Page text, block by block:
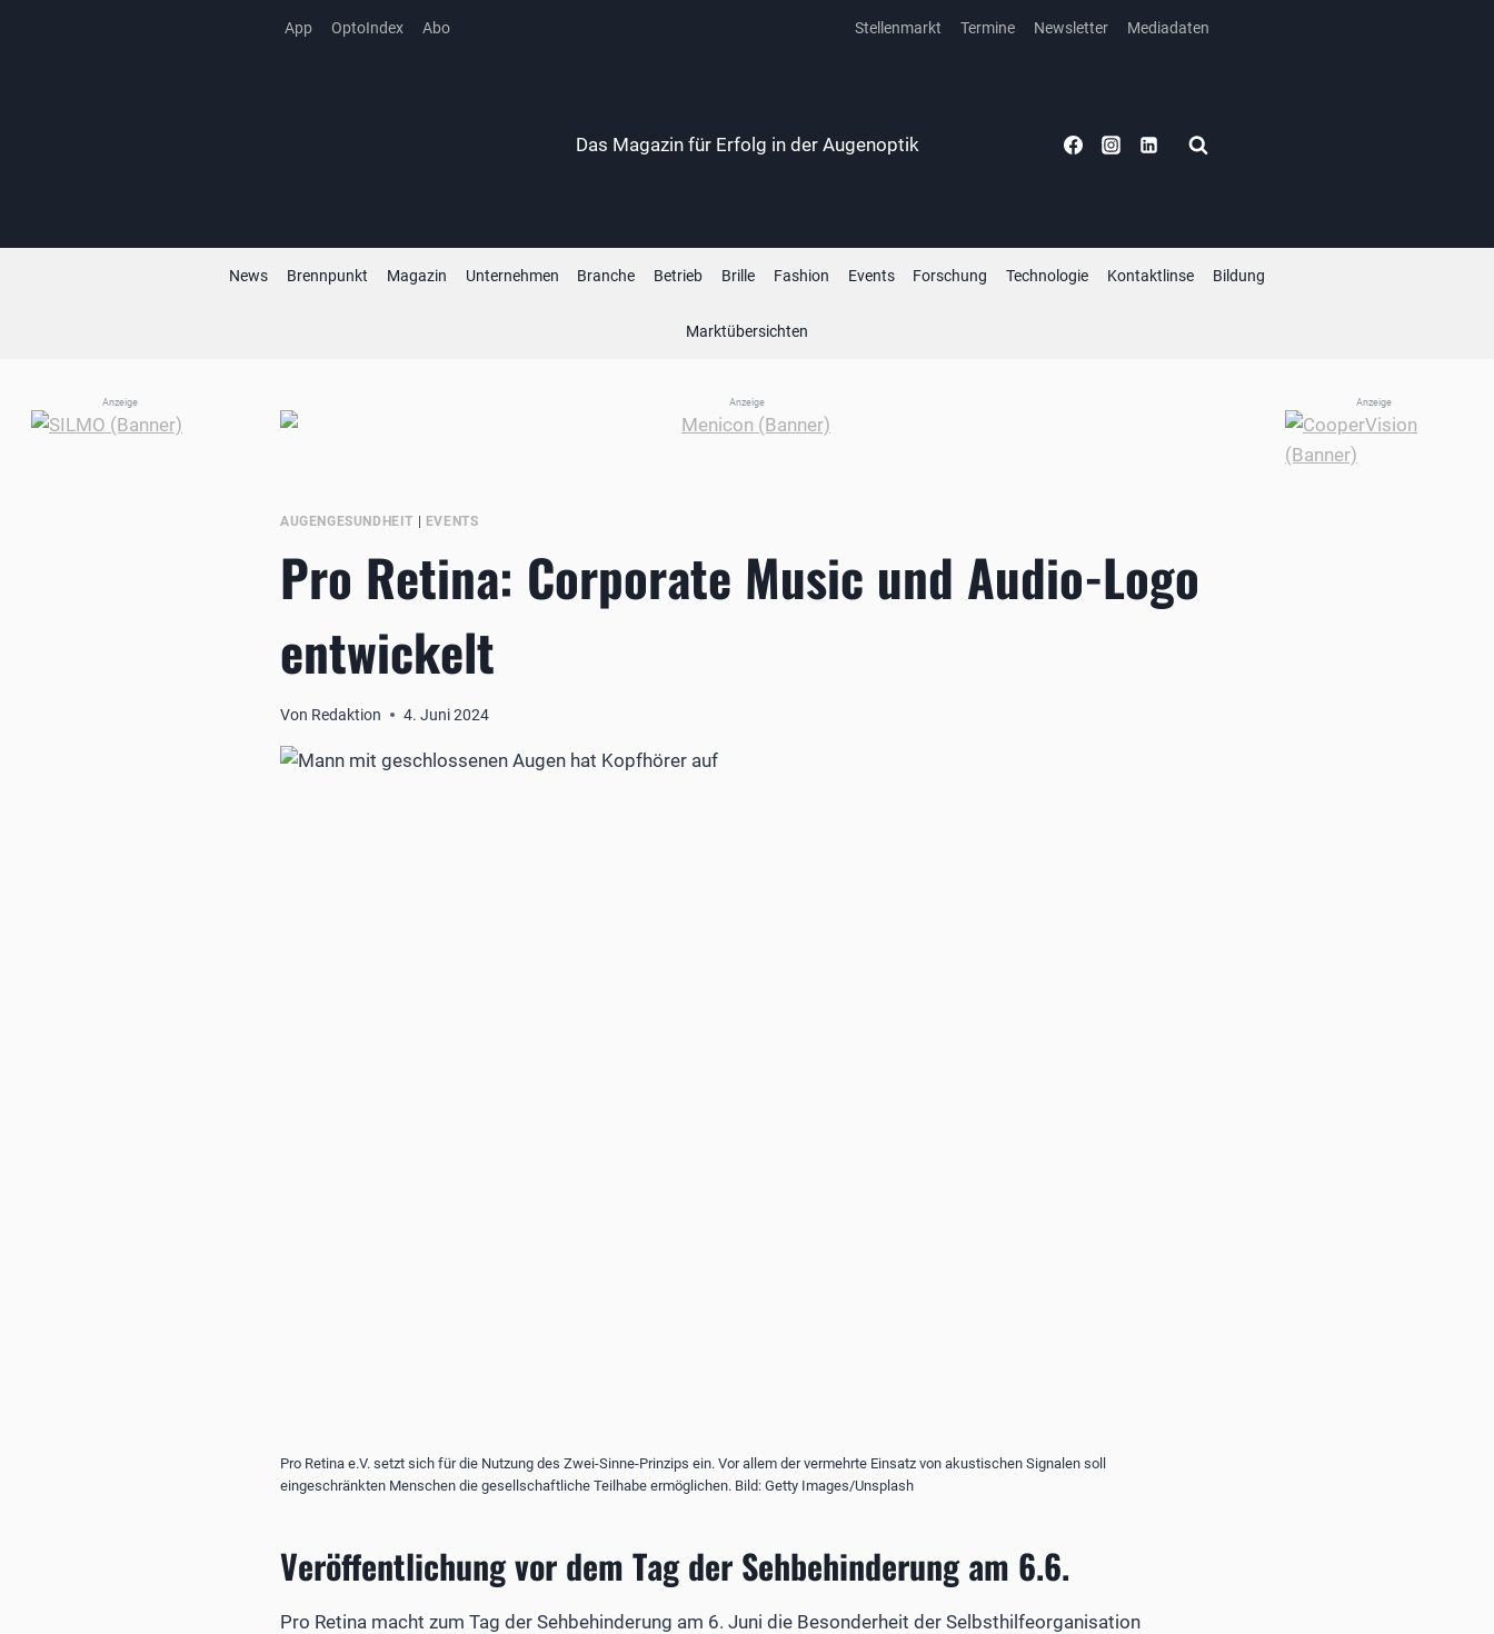
App OptoIndex Abo Stellenmarkt Termine Newsletter Mediadaten
Das Magazin für Erfolg in der Augenoptik
News Brennpunkt Magazin Unternehmen Branche Betrieb Brille Fashion Events Forschung Technologie Kontaktlinse Bildung
Marktübersichten
Anzeige
Anzeige Anzeige
AUGENGESUNDHEIT EVENTS
Pro Retina: Corporate Music und Audio-Logo
entwickelt
Von Redaktion 4. Juni 2024
Pro Retina e.V. setzt sich für die Nutzung des Zwei-Sinne-Prinzips ein. Vor allem der vermehrte Einsatz von akustischen Signalen soll
eingeschränkten Menschen die gesellschaftliche Teilhabe ermöglichen. Bild: Getty Images/Unsplash
Veröffentlichung vor dem Tag der Sehbehinderung am 6.6.
Pro Retina macht zum Tag der Sehbehinderung am 6. Juni die Besonderheit der Selbsthilfeorganisation